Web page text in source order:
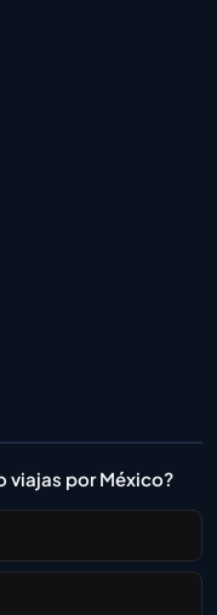
viajas por México?